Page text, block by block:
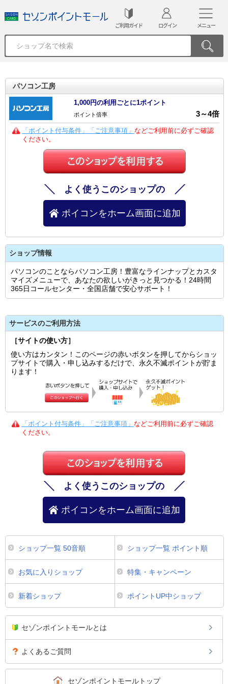
ご利用ガイド ログイン メニュー
パソコン工房
1,000円の利用ごとに1ポイント
ポイント倍率 3～4倍
「ポイント付与条件」「ご注意事項」 などご利用前に必ずご確認
ください。
よく使うこのショップの
ポイコンをホーム画面に追加
ショップ情報
パソコンのことならパソコン工房！豊富なラインナップとカスタ
マイズメニューで、あなたの欲しいがきっと見つかる！24時間
365日コールセンター・全国店舗で安心サポート！
サービスのご利用方法
［サイトの使い方］
使い方はカンタン！このページの赤いボタンを押してからショッ
プサイトで購入・申し込みするだけで、永久不滅ポイントが貯ま
ります！
「ポイント付与条件」「ご注意事項」 などご利用前に必ずご確認
ください。
よく使うこのショップの
ポイコンをホーム画面に追加
ショップ一覧 50音順 ショップ一覧 ポイント順
お気に入りショップ 特集・キャンペーン
新着ショップ ポイントUP中ショップ
セゾンポイントモールとは
よくあるご質問
セゾンポイントモールトップ